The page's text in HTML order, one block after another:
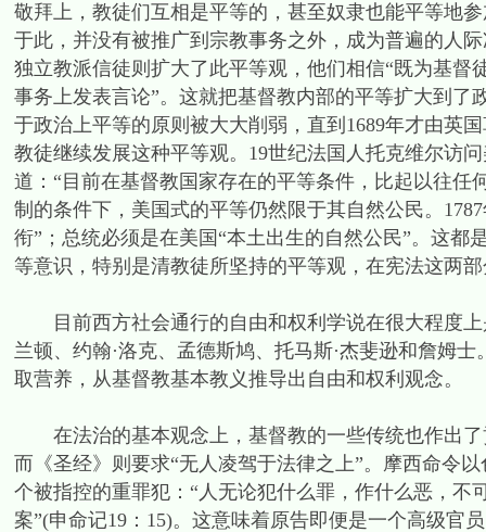
敬拜上，教徒们互相是平等的，甚至奴隶也能平等地
于此，并没有被推广到宗教事务之外，成为普遍的人
独立教派信徒则扩大了此平等观，他们相信“既为基
事务上发表言论”。这就把基督教内部的平等扩大到了
于政治上平等的原则被大大削弱，直到1689年才由英
教徒继续发展这种平等观。19世纪法国人托克维尔访
道：“目前在基督教国家存在的平等条件，比起以往
制的条件下，美国式的平等仍然限于其自然公民。
衔”；总统必须是在美国“本土出生的自然公民”。这
等意识，特别是清教徒所坚持的平等观，在宪法这两
目前西方社会通行的自由和权利学说在很大程度上
兰顿、约翰·洛克、孟德斯鸠、托马斯·杰斐逊和詹姆
取营养，从基督教基本教义推导出自由和权利观念。
在法治的基本观念上，基督教的一些传统也作出了
而《圣经》则要求“无人凌驾于法律之上”。摩西命令
个被指控的重罪犯：“人无论犯什么罪，作什么恶，
案”(申命记19：15)。这意味着原告即便是一个高级官